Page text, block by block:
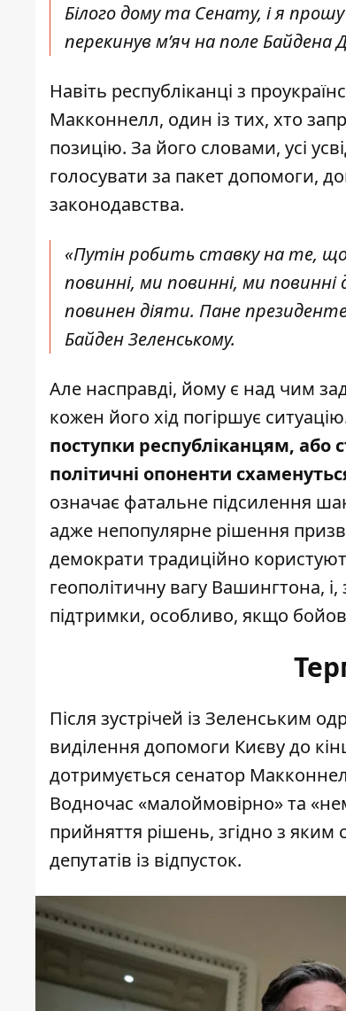
Білого дому та Сенату, і я
перекинув м’яч на поле Байдена
Навіть республіканці з
Макконнелл, один із тих, хто
позицію. За його словами, усі
голосувати за пакет допомоги,
законодавства.
«Путін робить ставку на те,
повинні, ми повинні, ми
повинен діяти. Пане
Байден Зеленському.
Але насправді, йому є над чим
кожен його хід погіршує ситуацію
поступки республіканцям, або
політичні опоненти
означає фатальне підсилення
адже непопулярне рішення
демократи традиційно
геополітичну вагу Вашингтона,
підтримки, особливо, якщо
Після зустрічей із Зеленським
виділення допомоги Києву до
дотримується сенатор
Водночас «малоймовірно» та
прийняття рішень, згідно з яким
депутатів із відпусток.